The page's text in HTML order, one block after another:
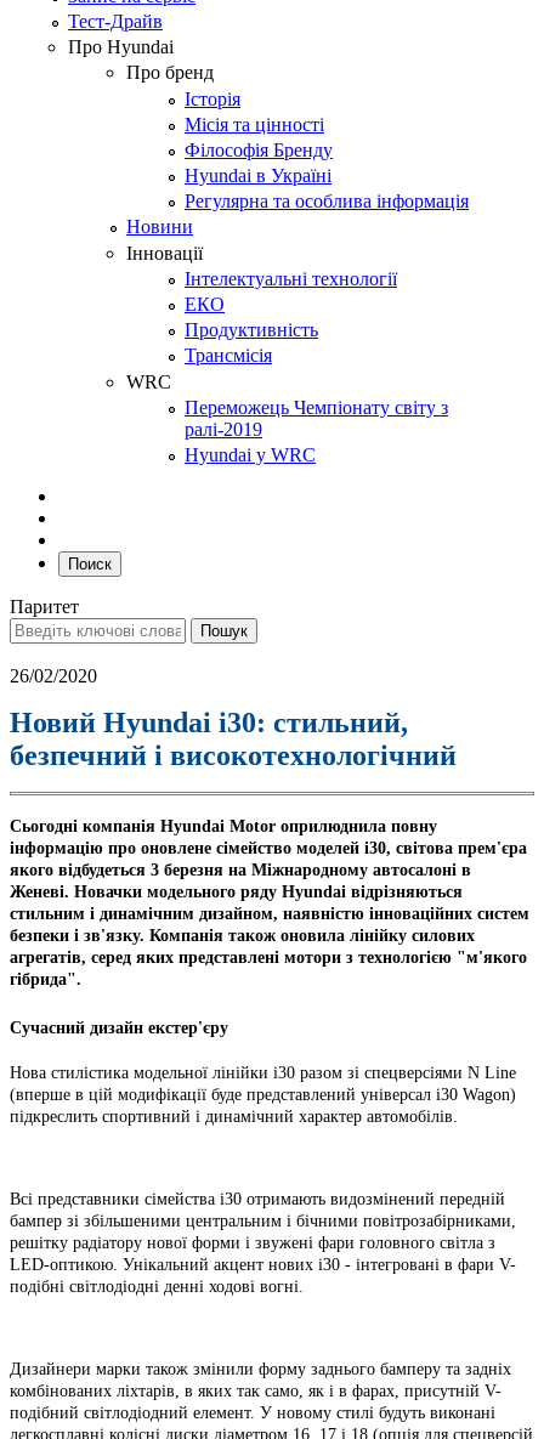
Тест-Драйв
Про Hyundai
Про бренд
Історія
Місія та цінності
Філософія Бренду
Hyundai в Україні
Регулярна та особлива інформація
Новини
Інновації
Інтелектуальні технології
ЕКО
Продуктивність
Трансмісія
WRC
Переможець Чемпіонату світу з
ралі-2019
Hyundai у WRC
Поиск
Паритет
26/02/2020
Новий Hyundai i30: стильний,
безпечний і високотехнологічний
Сьогодні компанія Hyundai Motor оприлюднила повну
інформацію про оновлене сімейство моделей i30, світова прем'єра
якого відбудеться 3 березня на Міжнародному автосалоні в
Женеві. Новачки модельного ряду Hyundai відрізняються
стильним і динамічним дизайном, наявністю інноваційних систем
безпеки і зв'язку. Компанія також оновила лінійку силових
агрегатів, серед яких представлені мотори з технологією "м'якого
гібрида".
Сучасний дизайн екстер'єру
Нова стилістика модельної лінійки i30 разом зі спецверсіями N Line
(вперше в цій модифікації буде представлений універсал i30 Wagon)
підкреслить спортивний і динамічний характер автомобілів.
Всі представники сімейства i30 отримають видозмінений передній
бампер зі збільшеними центральним і бічними повітрозабірниками,
решітку радіатору нової форми і звужені фари головного світла з
LED-оптикою. Унікальний акцент нових i30 - інтегровані в фари V-
подібні світлодіодні денні ходові вогні.
Дизайнери марки також змінили форму заднього бамперу та задніх
комбінованих ліхтарів, в яких так само, як і в фарах, присутній V-
подібний світлодіодний елемент. У новому стилі будуть виконані
легкосплавні колісні диски діаметром 16, 17 і 18 (опція для спецверсій